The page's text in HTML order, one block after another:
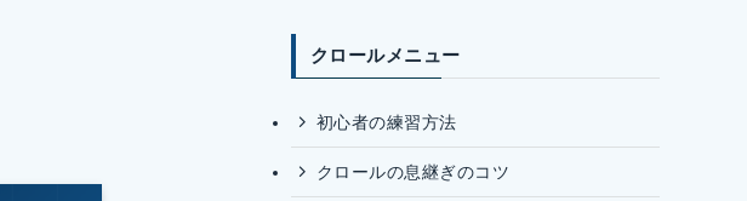
クロールメニュー
初心者の練習方法
クロールの息継ぎのコツ